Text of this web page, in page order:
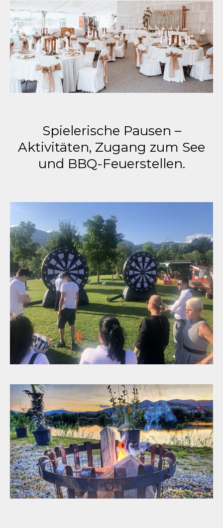
Spielerische Pausen –
Aktivitäten, Zugang zum See
und BBQ-Feuerstellen.